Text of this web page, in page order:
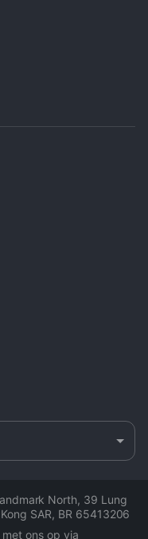
North, 39 Lung
SAR, BR 65413206
ons op via